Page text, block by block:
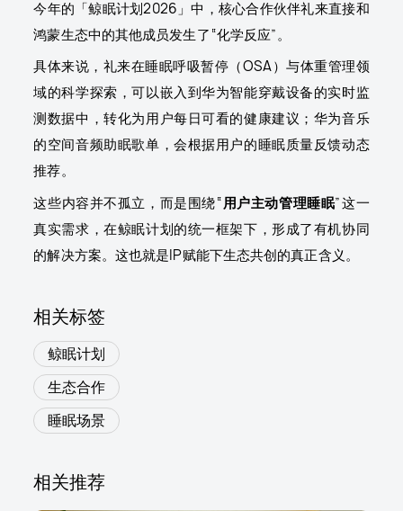
今年的「鲸眠计划2026」中，核心合作伙伴礼来直接和
鸿蒙生态中的其他成员发生了“化学反应”。
具体来说，礼来在睡眠呼吸暂停（OSA）与体重管理领
域的科学探索，可以嵌入到华为智能穿戴设备的实时监
测数据中，转化为用户每日可看的健康建议；华为音乐
的空间音频助眠歌单，会根据用户的睡眠质量反馈动态
推荐。
这些内容并不孤立，而是围绕“用户主动管理睡眠”这一
真实需求，在鲸眠计划的统一框架下，形成了有机协同
的解决方案。这也就是IP赋能下生态共创的真正含义。
相关标签
鲸眠计划
生态合作
睡眠场景
相关推荐